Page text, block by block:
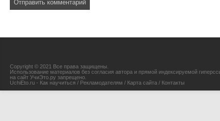
Copyright © 2021 Все права защищены.
Использование материалов без согласия автора и прямой индексируемой
на сайт УчиЭто.ру запрещено.
UchiEto.ru - Как научиться / Рекламодателям / Карта сайта / Контакты